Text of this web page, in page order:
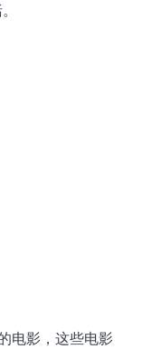
电影，这些电影